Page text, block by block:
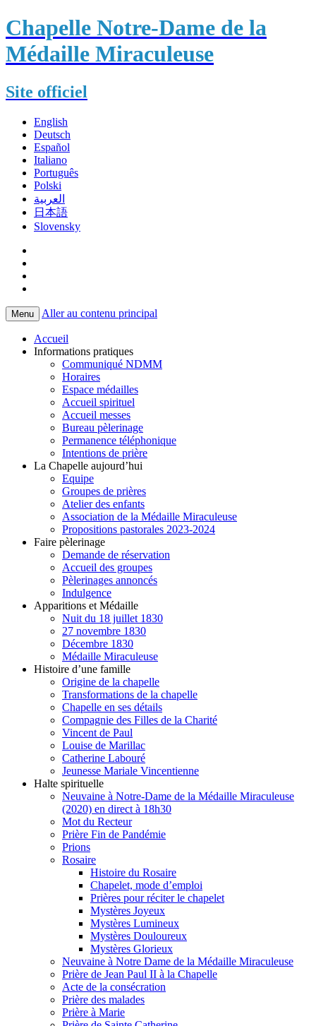
Chapelle Notre-Dame de la
Médaille Miraculeuse
Site officiel
English
Deutsch
Español
Italiano
Português
Polski
العربية
日本語
Slovensky
Menu Aller au contenu principal
Accueil
Informations pratiques
Communiqué NDMM
Horaires
Espace médailles
Accueil spirituel
Accueil messes
Bureau pèlerinage
Permanence téléphonique
Intentions de prière
La Chapelle aujourd’hui
Equipe
Groupes de prières
Atelier des enfants
Association de la Médaille Miraculeuse
Propositions pastorales 2023-2024
Faire pèlerinage
Demande de réservation
Accueil des groupes
Pèlerinages annoncés
Indulgence
Apparitions et Médaille
Nuit du 18 juillet 1830
27 novembre 1830
Décembre 1830
Médaille Miraculeuse
Histoire d’une famille
Origine de la chapelle
Transformations de la chapelle
Chapelle en ses détails
Compagnie des Filles de la Charité
Vincent de Paul
Louise de Marillac
Catherine Labouré
Jeunesse Mariale Vincentienne
Halte spirituelle
Neuvaine à Notre-Dame de la Médaille Miraculeuse
(2020) en direct à 18h30
Mot du Recteur
Prière Fin de Pandémie
Prions
Rosaire
Histoire du Rosaire
Chapelet, mode d’emploi
Prières pour réciter le chapelet
Mystères Joyeux
Mystères Lumineux
Mystères Douloureux
Mystères Glorieux
Neuvaine à Notre Dame de la Médaille Miraculeuse
Prière de Jean Paul II à la Chapelle
Acte de la consécration
Prière des malades
Prière à Marie